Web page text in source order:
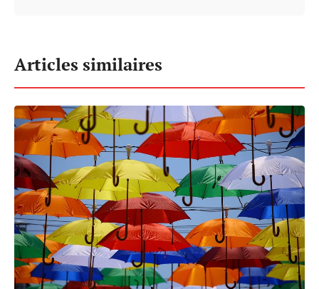
Articles similaires